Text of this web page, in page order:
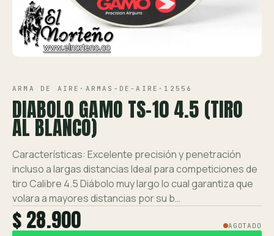
Contáctanos
VISTA 1/1
ARMA DE AIRE · ARMAS-DE-AIRE · 12556
DIABOLO GAMO TS-10 4.5 (TIRO
AL BLANCO)
Características: Excelente precisión y penetración
incluso a largas distancias Ideal para competiciones de
tiro Calibre 4.5 Diábolo muy largo lo cual garantiza que
volara a mayores distancias por su b…
$ 28.900 AGOTADO